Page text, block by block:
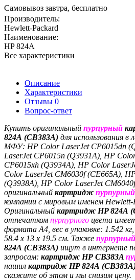
Самовывоз завтра, бесплатно
Производитель:
Hewlett-Packard
Наименование:
HP 824A
Все характеристики
Описание
Характеристики
Отзывы 0
Вопрос-ответ
Купить оригинальный пурпурный
824A (CB383A) для использования в
МФУ: HP Color LaserJet CP6015dn
LaserJet CP6015n (Q3931A), HP
CP6015xh (Q3934A), HP Color
Color LaserJet CM6030f (CE665A),
(Q3938A), HP Color LaserJet
оригинальный картридж пурпурный
компании с мировым именем Hewlett-
Оригинальный картридж HP 824A
отпечатком пурпурного цвета
формата А4, вес в упаковке: 1.542
58.4 x 13 x 19.5 cм. Также пурпурный
824A (CB383A) ищут в интернете
запросам: картридж HP CB383A
нашил картридж HP 824A
скажите об этом и мы снизим цену.